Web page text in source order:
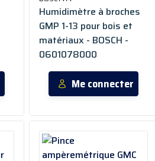
Humidimètre à broches
GMP 1-13 pour bois et
matériaux - BOSCH -
0601078000
Me connecter